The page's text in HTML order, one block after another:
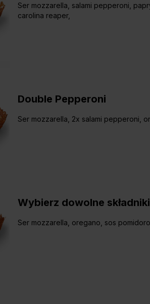
Ser mozzarella, salami pepperoni,
carolina reaper,
Double Pepperoni
Ser mozzarella, 2x salami pepperoni,
Wybierz dowolne składniki
Ser mozzarella, oregano, sos